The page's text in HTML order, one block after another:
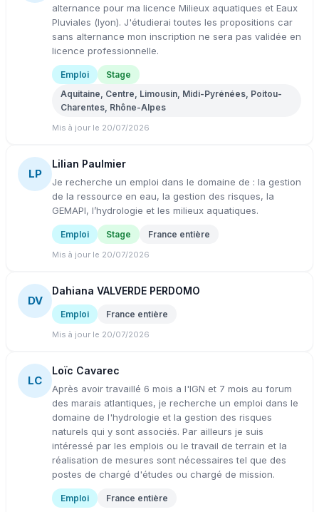
alternance pour ma licence Milieux aquatiques et Eaux
Pluviales (lyon). J'étudierai toutes les propositions car
sans alternance mon inscription ne sera pas validée en
licence professionnelle.
Emploi
Stage
Aquitaine, Centre, Limousin, Midi-Pyrénées, Poitou-
Charentes, Rhône-Alpes
Mis à jour le 20/07/2026
LP
Lilian Paulmier
Je recherche un emploi dans le domaine de : la gestion
de la ressource en eau, la gestion des risques, la
GEMAPI, l’hydrologie et les milieux aquatiques.
Emploi Stage France entière
Mis à jour le 20/07/2026
DV
Dahiana VALVERDE PERDOMO
Emploi France entière
Mis à jour le 20/07/2026
LC
Loïc Cavarec
Après avoir travaillé 6 mois a l'IGN et 7 mois au forum
des marais atlantiques, je recherche un emploi dans le
domaine de l'hydrologie et la gestion des risques
naturels qui y sont associés. Par ailleurs je suis
intéressé par les emplois ou le travail de terrain et la
réalisation de mesures sont nécessaires tel que des
postes de chargé d'études ou chargé de mission.
Emploi France entière